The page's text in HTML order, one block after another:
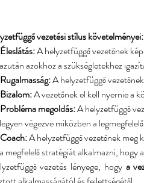
vezetési stílus követelményei:
Éleslátás: A helyzetfüggő vezetőnek
azután azokhoz a szükségletekhez
Rugalmasság: A helyzetfüggő
Bizalom: A vezetőnek el kell nyernie a
Probléma megoldás: A helyzetfüggő
legyen végezve miközben a
Coach: A helyzetfüggő vezetőnek meg
a megfelelő stratégiát
vezetés lényege, hogy a